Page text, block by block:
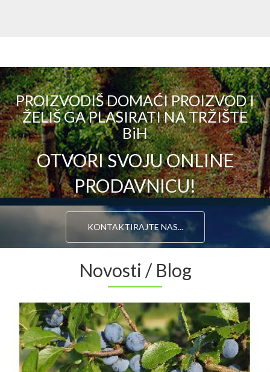
PROIZVODIŠ DOMAĆI PROIZVOD I
ŽELIŠ GA PLASIRATI NA TRŽIŠTE
BiH
OTVORI SVOJU ONLINE
PRODAVNICU!
KONTAKTIRAJTE NAS...
Novosti / Blog